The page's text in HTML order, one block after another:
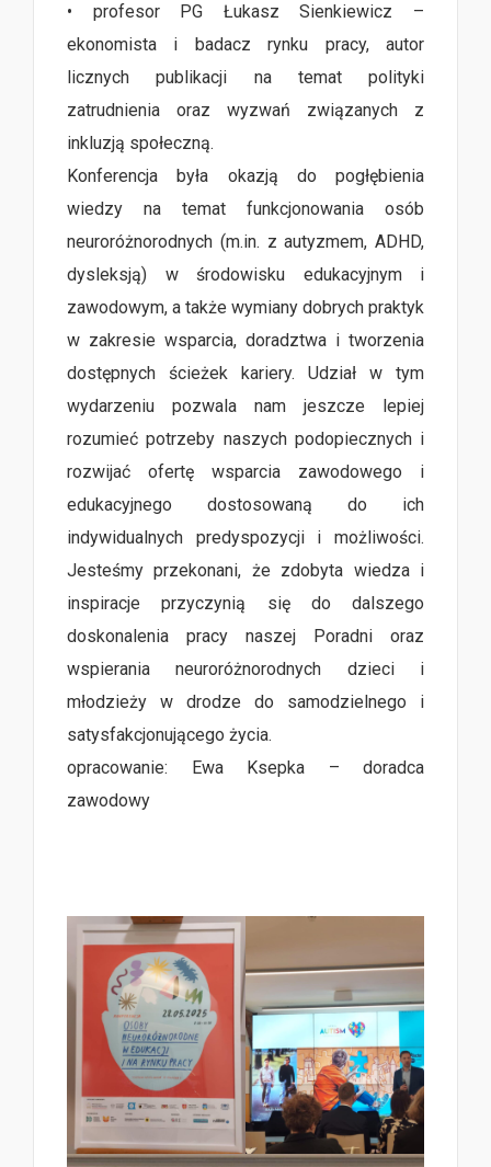
• profesor PG Łukasz Sienkiewicz –
ekonomista i badacz rynku pracy, autor
licznych publikacji na temat polityki
zatrudnienia oraz wyzwań związanych z
inkluzją społeczną.
Konferencja była okazją do pogłębienia
wiedzy na temat funkcjonowania osób
neuroróżnorodnych (m.in. z autyzmem, ADHD,
dysleksją) w środowisku edukacyjnym i
zawodowym, a także wymiany dobrych praktyk
w zakresie wsparcia, doradztwa i tworzenia
dostępnych ścieżek kariery. Udział w tym
wydarzeniu pozwala nam jeszcze lepiej
rozumieć potrzeby naszych podopiecznych i
rozwijać ofertę wsparcia zawodowego i
edukacyjnego dostosowaną do ich
indywidualnych predyspozycji i możliwości.
Jesteśmy przekonani, że zdobyta wiedza i
inspiracje przyczynią się do dalszego
doskonalenia pracy naszej Poradni oraz
wspierania neuroróżnorodnych dzieci i
młodzieży w drodze do samodzielnego i
satysfakcjonującego życia.
opracowanie: Ewa Ksepka – doradca
zawodowy